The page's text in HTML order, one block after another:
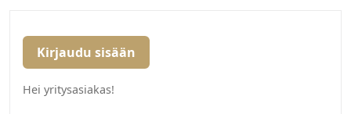
Kirjaudu sisään
Hei yritysasiakas!